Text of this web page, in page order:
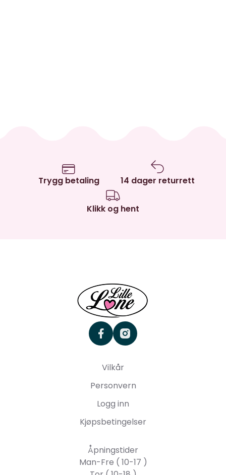
Trygg betaling 14 dager returrett
Klikk og hent
facebookinstagram
Vilkår
Personvern
Logg inn
Kjøpsbetingelser
Åpningstider
Man-Fre ( 10-17 )